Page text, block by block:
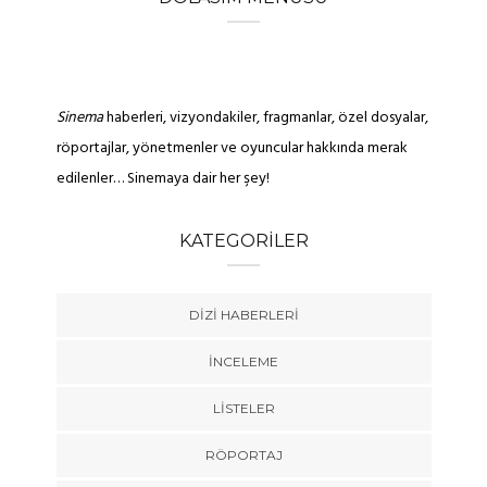
Sinemahaberleri, vizyondakiler, fragmanlar, özel dosyalar,
röportajlar, yönetmenler ve oyuncular hakkında merak
edilenler… Sinemaya dair her şey!
KATEGORILER
DIZI HABERLERI
İNCELEME
LISTELER
RÖPORTAJ